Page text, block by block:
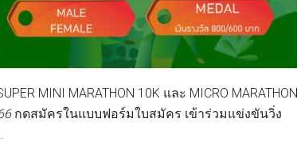
MINI MARATHON 10K และ MICRO MARATHON
กดสมัครในแบบฟอร์มใบสมัคร เข้าร่วมแข่งขันวิ่ง